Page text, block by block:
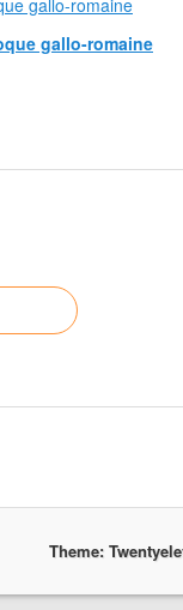
gallo-romaine
Theme: